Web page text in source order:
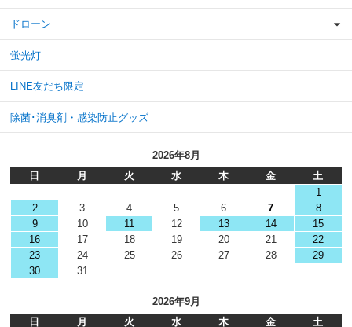
ドローン
蛍光灯
LINE友だち限定
除菌･消臭剤・感染防止グッズ
2026年8月
日
月 火 水 木 金
土
1
2
3 4 5 6 7
8
9
10 11 12 13 14
15
16
17 18 19 20 21
22
23
24 25 26 27 28
29
30
31
2026年9月
日
月 火 水 木 金
土